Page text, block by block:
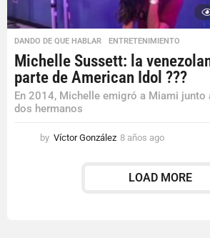
DANDO DE QUE HABLAR ,ENTRETENIMIENTO
Michelle Sussett: la
parte de American Idol ???
En 2014, Michelle emigró a Miami junto
dos hermanos
by Víctor González 8 años ago
o
LOAD MORE